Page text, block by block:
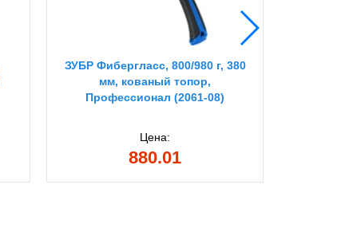
ЗУБР Фибергласс, 800/980 г, 380
мм, кованый топор,
Профессионал (2061-08)
Цена:
880.01